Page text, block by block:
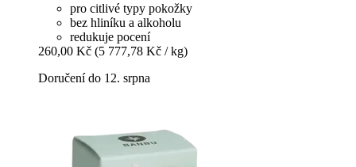
pro citlivé typy pokožky
bez hliníku a alkoholu
redukuje pocení
260,00 Kč (5 777,78 Kč / kg)
Doručení do 12. srpna